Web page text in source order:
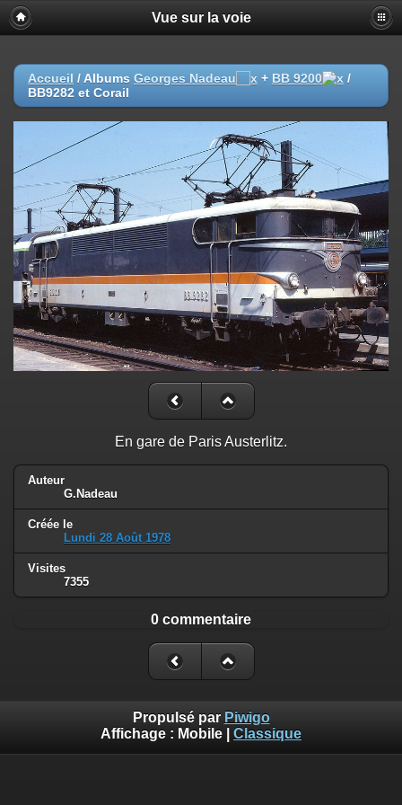
Vue sur la voie
Accueil / Albums Georges Nadeau + BB 9200
/
BB9282 et Corail
En gare de Paris Austerlitz.
Auteur
G.Nadeau
Créée le
Lundi 28 Août 1978
Visites
7355
0 commentaire
Propulsé par Piwigo
Affichage : Mobile Classique